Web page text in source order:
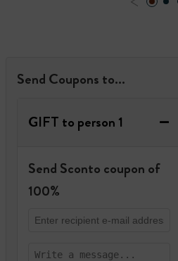
Send Coupons to...
GIFT to person 1 −
Send Sconto coupon of
100%